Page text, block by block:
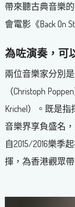
帶來聽古典音樂
會電影《Back On
為咗演奏，可
兩位音樂家分別
（Christoph
Krichel）。既是
音樂界享負盛名
自2015/2016樂季
揮，為香港觀眾